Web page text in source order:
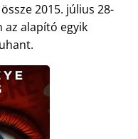
2015. július 28-
az alapító egyik